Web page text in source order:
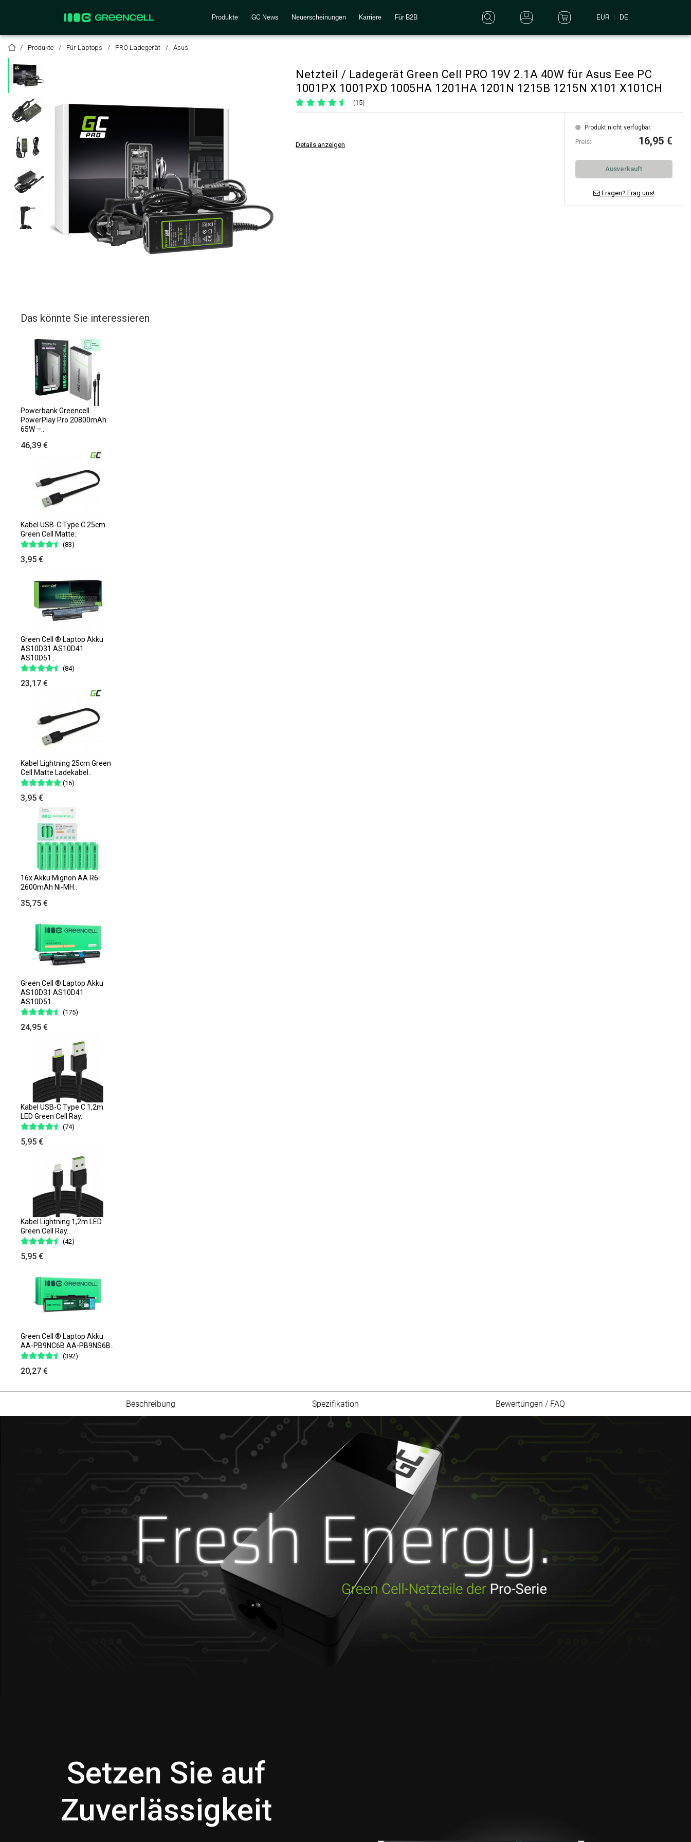
Produkte GC News Neuerscheinungen Karriere Für B2B EUR DE
Produkte Für Laptops PRO Ladegerät Asus
Netzteil / Ladegerät Green Cell PRO 19V 2.1A 40W für Asus Eee PC
1001PX 1001PXD 1005HA 1201HA 1201N 1215B 1215N X101 X101CH
(15)
Details anzeigen
Produkt nicht verfügbar.
Preis: 16,95 €
Ausverkauft
Fragen? Frag uns!
Das könnte Sie interessieren
Powerbank Greencell
PowerPlay Pro 20800mAh
65W –..
46,39 €
Kabel USB-C Type C 25cm
Green Cell Matte..
(83)
3,95 €
Green Cell ® Laptop Akku
AS10D31 AS10D41
AS10D51..
(84)
23,17 €
Kabel Lightning 25cm Green
Cell Matte Ladekabel..
(16)
3,95 €
16x Akku Mignon AA R6
2600mAh Ni-MH..
35,75 €
Green Cell ® Laptop Akku
AS10D31 AS10D41
AS10D51..
(175)
24,95 €
Kabel USB-C Type C 1,2m
LED Green Cell Ray..
(74)
5,95 €
Kabel Lightning 1,2m LED
Green Cell Ray..
(42)
5,95 €
Green Cell ® Laptop Akku
AA-PB9NC6B AA-PB9NS6B..
(392)
20,27 €
Beschreibung Spezifikation Bewertungen / FAQ
Setzen Sie auf
Zuverlässigkeit